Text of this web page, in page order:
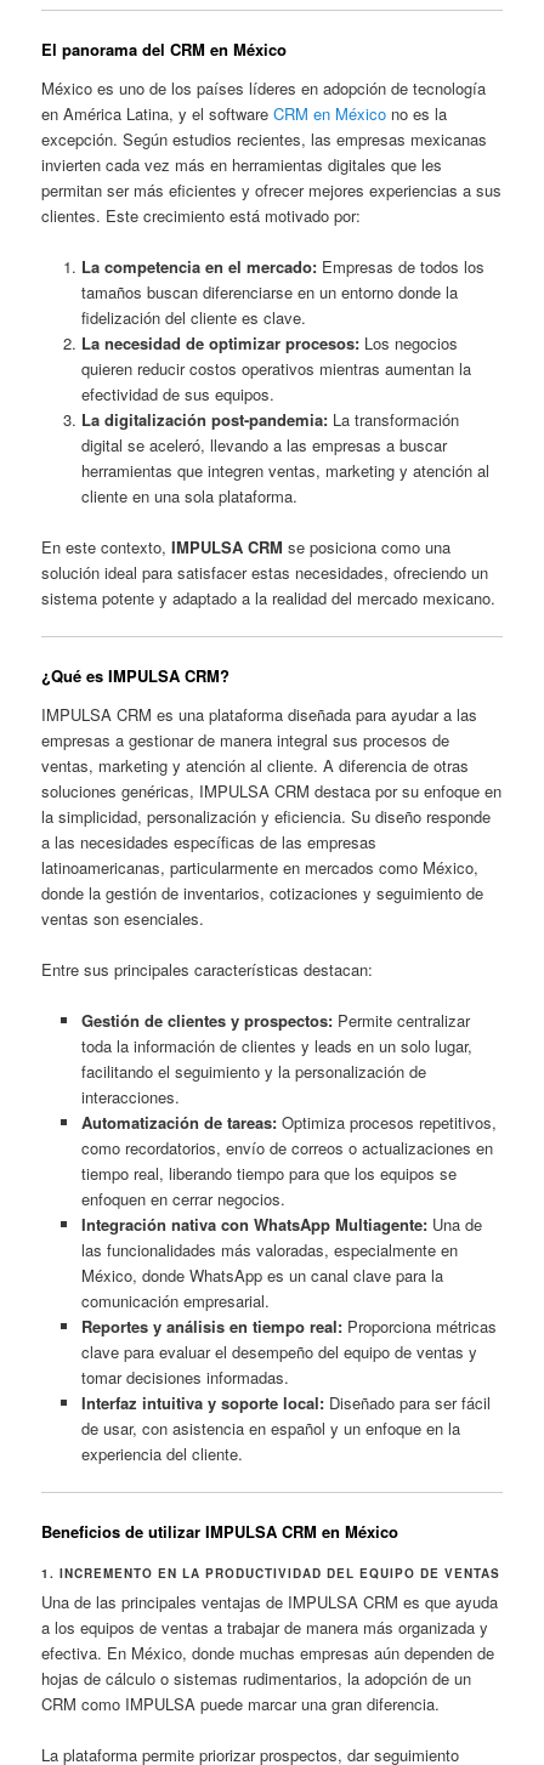
El panorama del CRM en México
México es uno de los países líderes en adopción de tecnología
en América Latina, y el softwareCRM en México no es la
excepción. Según estudios recientes, las empresas mexicanas
invierten cada vez más en herramientas digitales que les
permitan ser más eficientes y ofrecer mejores experiencias a sus
clientes. Este crecimiento está motivado por:
La competencia en el mercado:Empresas de todos los
tamaños buscan diferenciarse en un entorno donde la
fidelización del cliente es clave.
La necesidad de optimizar procesos:Los negocios
quieren reducir costos operativos mientras aumentan la
efectividad de sus equipos.
La digitalización post-pandemia:La transformación
digital se aceleró, llevando a las empresas a buscar
herramientas que integren ventas, marketing y atención al
cliente en una sola plataforma.
En este contexto,IMPULSA CRM se posiciona como una
solución ideal para satisfacer estas necesidades, ofreciendo un
sistema potente y adaptado a la realidad del mercado mexicano.
¿Qué es IMPULSA CRM?
IMPULSA CRM es una plataforma diseñada para ayudar a las
empresas a gestionar de manera integral sus procesos de
ventas, marketing y atención al cliente. A diferencia de otras
soluciones genéricas, IMPULSA CRM destaca por su enfoque en
la simplicidad, personalización y eficiencia. Su diseño responde
a las necesidades específicas de las empresas
latinoamericanas, particularmente en mercados como México,
donde la gestión de inventarios, cotizaciones y seguimiento de
ventas son esenciales.
Entre sus principales características destacan:
Gestión de clientes y prospectos:Permite centralizar
toda la información de clientes y leads en un solo lugar,
facilitando el seguimiento y la personalización de
interacciones.
Automatización de tareas:Optimiza procesos repetitivos,
como recordatorios, envío de correos o actualizaciones en
tiempo real, liberando tiempo para que los equipos se
enfoquen en cerrar negocios.
Integración nativa con WhatsApp Multiagente:Una de
las funcionalidades más valoradas, especialmente en
México, donde WhatsApp es un canal clave para la
comunicación empresarial.
Reportes y análisis en tiempo real:Proporciona métricas
clave para evaluar el desempeño del equipo de ventas y
tomar decisiones informadas.
Interfaz intuitiva y soporte local:Diseñado para ser fácil
de usar, con asistencia en español y un enfoque en la
experiencia del cliente.
Beneficios de utilizar IMPULSA CRM en México
1. INCREMENTO EN LA PRODUCTIVIDAD DEL EQUIPO DE VENTAS
Una de las principales ventajas de IMPULSA CRM es que ayuda
a los equipos de ventas a trabajar de manera más organizada y
efectiva. En México, donde muchas empresas aún dependen de
hojas de cálculo o sistemas rudimentarios, la adopción de un
CRM como IMPULSA puede marcar una gran diferencia.
La plataforma permite priorizar prospectos, dar seguimiento